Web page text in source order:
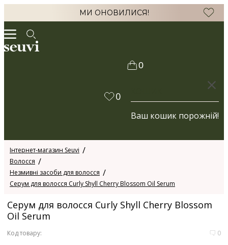
МИ ОНОВИЛИСЯ!
0
0
Ваш кошик порожній!
Інтернет-магазин Seuvi
Волосся
Незмивні засоби для волосся
Серум для волосся Curly Shyll Cherry Blossom Oil Serum
Серум для волосся Curly Shyll Cherry Blossom
Oil Serum
Код товару: 0